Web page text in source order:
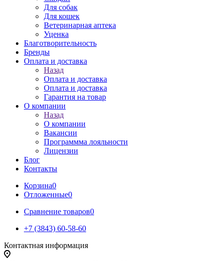
Для собак
Для кошек
Ветеринарная аптека
Уценка
Благотворительность
Бренды
Оплата и доставка
Назад
Оплата и доставка
Оплата и доставка
Гарантия на товар
О компании
Назад
О компании
Вакансии
Программма лояльности
Лицензии
Блог
Контакты
Корзина0
Отложенные0
Сравнение товаров0
+7 (3843) 60-58-60
Контактная информация